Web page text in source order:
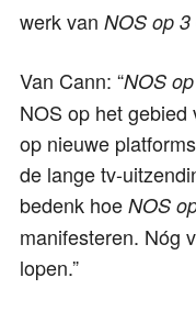
werk van NOS op 3
Van Cann: “NOS
NOS op het
op nieuwe
de lange tv-
bedenk hoe NOS
manifesteren. Nóg
lopen.”